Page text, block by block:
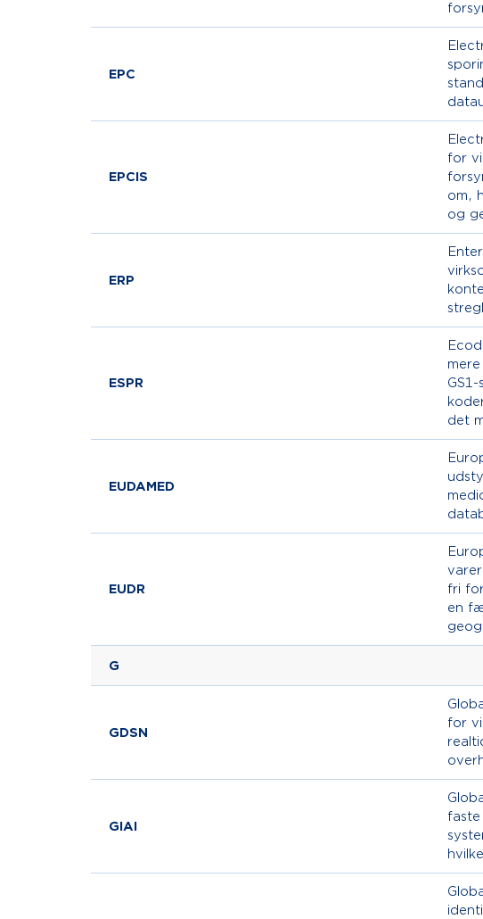
EPC
EPCIS
for
om,
og
ERP
ESPR
det
EUDAMED
EUDR
fri
en
G
GDSN
for
GIAI